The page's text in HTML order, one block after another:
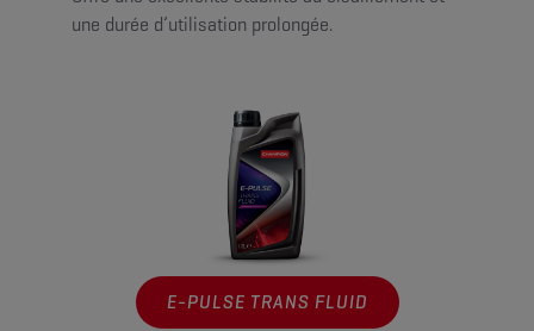
une durée d’utilisation prolongée.
E-PULSE TRANS FLUID